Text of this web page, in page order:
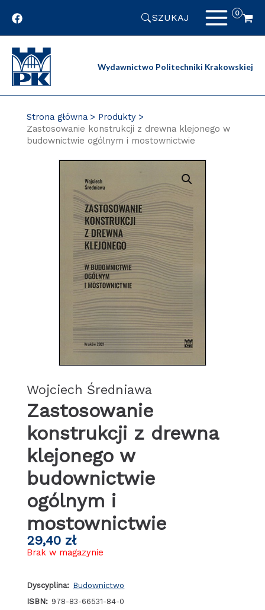
SZUKAJ
Wydawnictwo Politechniki Krakowskiej
Strona główna
Produkty
Zastosowanie konstrukcji z drewna klejonego w
budownictwie ogólnym i mostownictwie
Wojciech Średniawa
Zastosowanie
konstrukcji z drewna
klejonego w
budownictwie
ogólnym i
mostownictwie
29,40 zł
Brak w magazynie
Dyscyplina: Budownictwo
ISBN: 978-83-66531-84-0